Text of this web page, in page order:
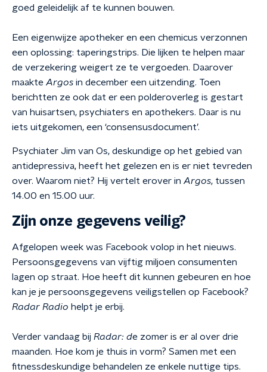
goed geleidelijk af te kunnen bouwen.
Een eigenwijze apotheker en een chemicus verzonnen
een oplossing: taperingstrips. Die lijken te helpen maar
de verzekering weigert ze te vergoeden. Daarover
maakte Argos in december een uitzending. Toen
berichtten ze ook dat er een polderoverleg is gestart
van huisartsen, psychiaters en apothekers. Daar is nu
iets uitgekomen, een ‘consensusdocument’.
Psychiater Jim van Os, deskundige op het gebied van
antidepressiva, heeft het gelezen en is er niet tevreden
over. Waarom niet? Hij vertelt erover in Argos, tussen
14.00 en 15.00 uur.
Zijn onze gegevens veilig?
Afgelopen week was Facebook volop in het nieuws.
Persoonsgegevens van vijftig miljoen consumenten
lagen op straat. Hoe heeft dit kunnen gebeuren en hoe
kan je je persoonsgegevens veiligstellen op Facebook?
Radar Radio helpt je erbij.
Verder vandaag bij Radar: de zomer is er al over drie
maanden. Hoe kom je thuis in vorm? Samen met een
fitnessdeskundige behandelen ze enkele nuttige tips.